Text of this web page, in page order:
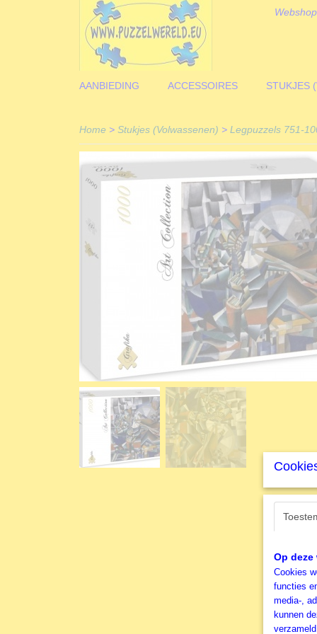
Webshop
AANBIEDING ACCESSOIRES STUKJES
Home > Stukjes (Volwassenen) > Legpuzzels 751-
Op
Cookies
functies
media-,
kunnen